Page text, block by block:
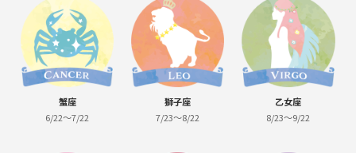
蟹座
6/22～7/22
獅子座
7/23～8/22
乙女座
8/23～9/22